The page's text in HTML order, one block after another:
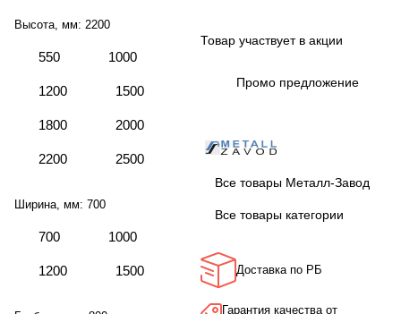
Высота, мм: 2200
550 1000
1200 1500
1800 2000
2200 2500
Ширина, мм: 700
700 1000
1200 1500
Товар участвует в акции
Промо предложение
Все товары Металл-Завод
Все товары категории
Доставка по РБ
Гарантия качества от